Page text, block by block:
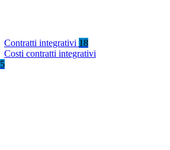
Contratti integrativi 18
Costi contratti integrativi
5